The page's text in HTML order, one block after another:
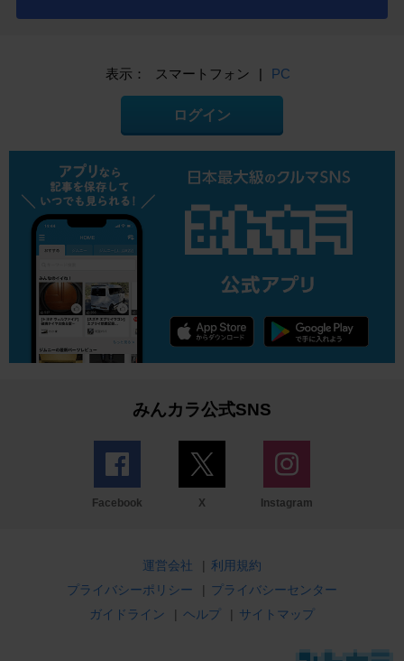
表示： スマートフォン | PC
ログイン
みんカラ公式SNS
Facebook X Instagram
運営会社 | 利用規約
プライバシーポリシー
| プライバシーセンター
ガイドライン
| ヘルプ | サイトマップ